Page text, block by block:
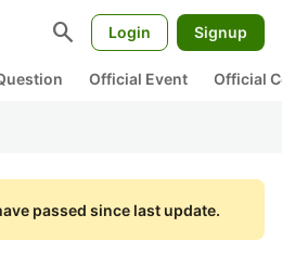
search Login Signup
Official Event Official
passed since last update.